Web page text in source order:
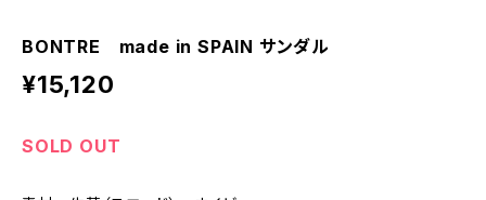
BONTRE made in SPAIN サンダル
¥15,120
SOLD OUT